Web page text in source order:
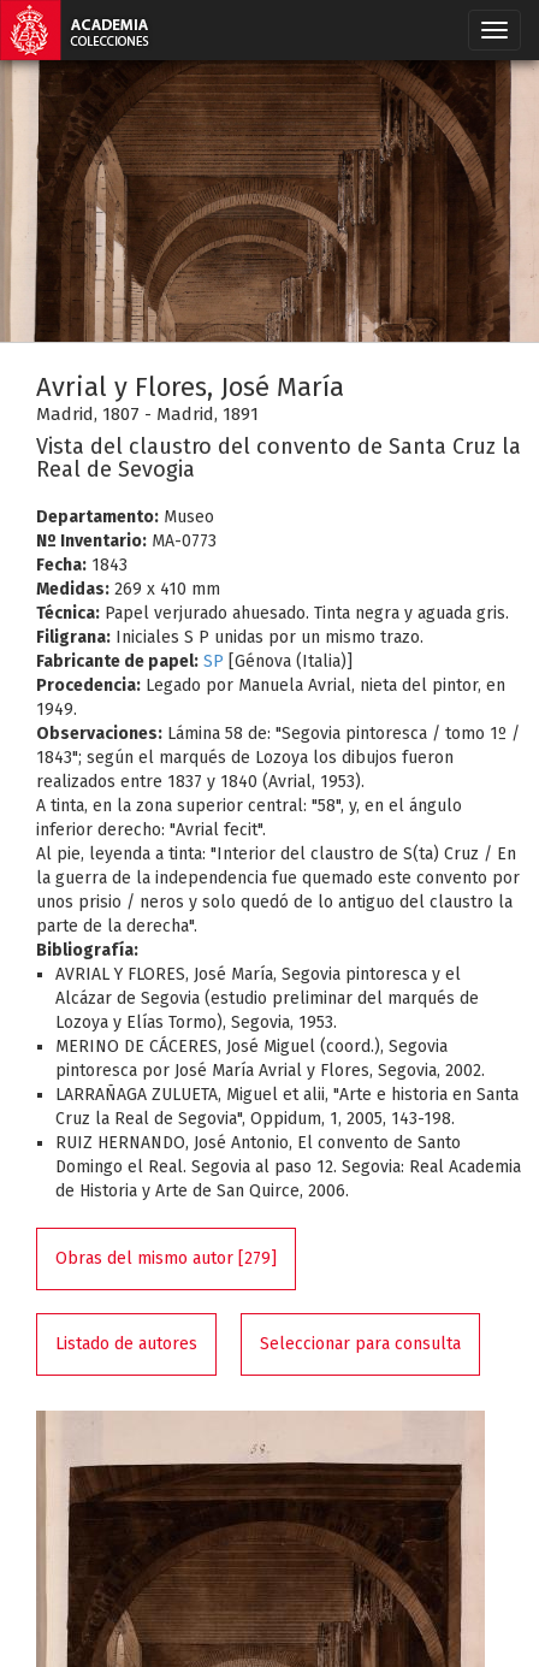
Avrial y Flores, José María
Madrid, 1807 - Madrid, 1891
Vista del claustro del convento de Santa Cruz la
Real de Sevogia
Departamento: Museo
Nº Inventario: MA-0773
Fecha: 1843
Medidas: 269 x 410 mm
Técnica: Papel verjurado ahuesado. Tinta negra y aguada gris.
Filigrana: Iniciales S P unidas por un mismo trazo.
Fabricante de papel: SP [Génova (Italia)]
Procedencia: Legado por Manuela Avrial, nieta del pintor, en
1949.
Observaciones: Lámina 58 de: "Segovia pintoresca / tomo 1º /
1843"; según el marqués de Lozoya los dibujos fueron
realizados entre 1837 y 1840 (Avrial, 1953).
A tinta, en la zona superior central: "58", y, en el ángulo
inferior derecho: "Avrial fecit".
Al pie, leyenda a tinta: "Interior del claustro de S(ta) Cruz / En
la guerra de la independencia fue quemado este convento por
unos prisio / neros y solo quedó de lo antiguo del claustro la
parte de la derecha".
Bibliografía:
AVRIAL Y FLORES, José María, Segovia pintoresca y el
Alcázar de Segovia (estudio preliminar del marqués de
Lozoya y Elías Tormo), Segovia, 1953.
MERINO DE CÁCERES, José Miguel (coord.), Segovia
pintoresca por José María Avrial y Flores, Segovia, 2002.
LARRAÑAGA ZULUETA, Miguel et alii, "Arte e historia en Santa
Cruz la Real de Segovia", Oppidum, 1, 2005, 143-198.
RUIZ HERNANDO, José Antonio, El convento de Santo
Domingo el Real. Segovia al paso 12. Segovia: Real Academia
de Historia y Arte de San Quirce, 2006.
Obras del mismo autor [279]
Listado de autores Seleccionar para consulta